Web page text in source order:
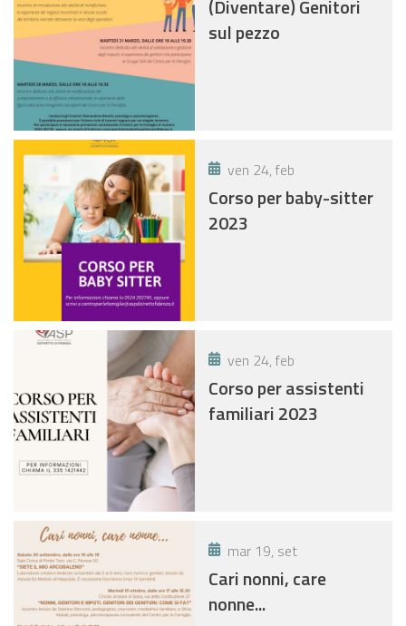
(Diventare) Genitori
sul pezzo
ven 24, feb
Corso per baby-sitter
2023
ven 24, feb
Corso per assistenti
familiari 2023
mar 19, set
Cari nonni, care
nonne...